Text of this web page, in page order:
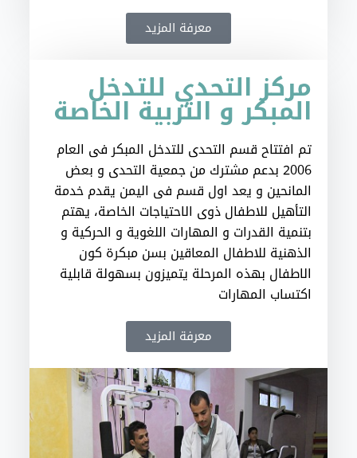
معرفة المزيد
مركز التحدي للتدخل
المبكر و التربية الخاصة
تم افتتاح قسم التحدي للتدخل المبكر في العام
2006 بدعم مشترك من جمعية التحدي و بعض
المانحين و يعد اول قسم في اليمن يقدم خدمة
التأهيل للاطفال ذوي الاحتياجات الخاصة، يهتم
بتنمية القدرات و المهارات اللغوية و الحركية و
الذهنية للاطفال المعاقين بسن مبكرة كون
الاطفال بهذه المرحلة يتميزون بسهولة قابلية
اكتساب المهارات
معرفة المزيد